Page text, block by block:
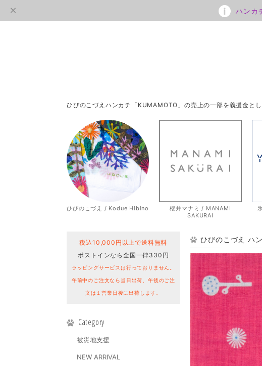
ハンカ
ひびのこづえハンカチ「KUMAMOTO」の売上の一部を義援金と
ひびのこづえ / Kodue Hibino
櫻井マナミ / MANAMI
SAKURAI
税込10,000円以上で送料無料
ポストインなら全国一律330円
ラッピングサービスは行っておりません。
午前中のご注文なら当日出荷、午後のご注
文は１営業日後に出荷します。
Category
被災地支援
NEW ARRIVAL
ひびのこづえ ハ